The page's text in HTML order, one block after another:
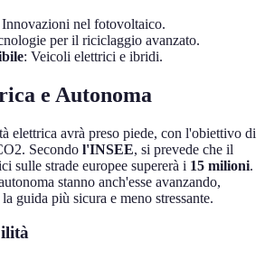
Innovazioni nel fotovoltaico.
per il riciclaggio avanzato.
: Veicoli elettrici e ibridi.
e Autonoma
elettrica avrà preso piede, con l'obiettivo di
Secondo l'INSEE, si prevede che il
sulle strade europee supererà i 15 milioni.
stanno anch'esse avanzando,
guida più sicura e meno stressante.